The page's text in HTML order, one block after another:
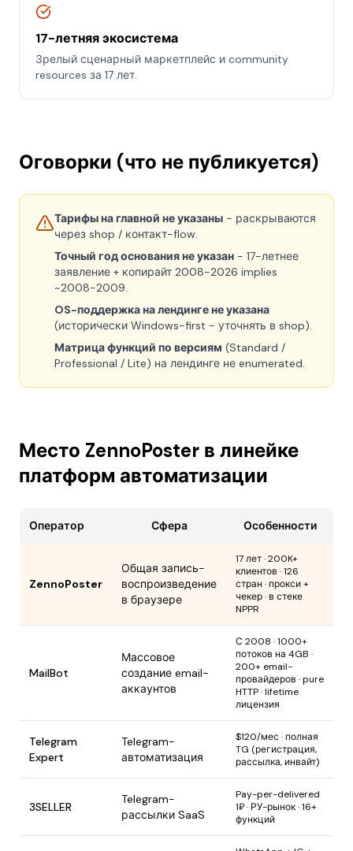
17-летняя экосистема
Зрелый сценарный маркетплейс и community
resources за 17 лет.
Оговорки (что не публикуется)
Тарифы на главной не указаны - раскрываются
через shop / контакт-flow.
Точный год основания не указан - 17-летнее
заявление + копирайт 2008-2026 implies
~2008-2009.
OS-поддержка на лендинге не указана
(исторически Windows-first - уточнять в shop).
Матрица функций по версиям (Standard /
Professional / Lite) на лендинге не enumerated.
Место ZennoPoster в линейке
платформ автоматизации
Оператор Сфера Особенности
ZennoPoster
Общая запись-
воспроизведение
в браузере
17 лет · 200K+
клиентов · 126
стран · прокси +
чекер · в стеке
NPPR
MailBot
Массовое
создание email-
аккаунтов
С 2008 · 1000+
потоков на 4GB ·
200+ email-
провайдеров · pure
HTTP · lifetime
лицензия
Telegram
Expert
Telegram-
автоматизация
$120/мес · полная
TG (регистрация,
рассылка, инвайт)
3SELLER
Telegram-
рассылки SaaS
Pay-per-delivered
1₽ · РУ-рынок · 16+
функций